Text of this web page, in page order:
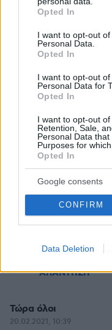
grant or deny consent
use your data for
consent section.
Opted In
I want to opt-out
Personal Data.
Opted In
I want to opt-out
Personal Data for
Opted In
I want to opt-out of
Retention, Sale,
Personal Data
Purposes for
Opted In
Google consents
CONFIRM
Data Deletion
20.02.2021, 11:46
δεν σου φτανει
θρονος που τους
παπαλα γιατι με
συμμορια,ο
καιρο.
ΑΠΑΝΤΗΣΗ
Πειραιώτης
@11:46: Άσε
τους ηγέτες
NΔoυλoι, στα
δημoκρατίας
τρώτε και
υποκριτή!!!
ΑΠΑΝΤΗΣΗ
Τώρα όλοι
20.02.2021, 10:39